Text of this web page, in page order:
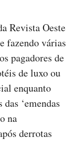
Revista Oeste
fazendo várias
pagadores de
de luxo ou
enquanto
‘emendas
na
derrotas